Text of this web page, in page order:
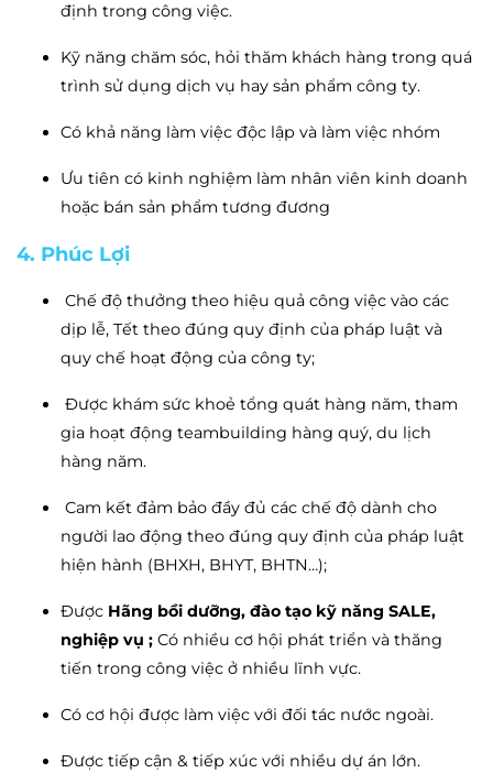
định trong công việc.
Kỹ năng chăm sóc, hỏi thăm khách hàng trong quá
trình sử dụng dịch vụ hay sản phẩm công ty.
Có khả năng làm việc độc lập và làm việc nhóm
Ưu tiên có kinh nghiệm làm nhân viên kinh doanh
hoặc bán sản phẩm tương đương
4. Phúc Lợi
Chế độ thưởng theo hiệu quả công việc vào các
dịp lễ, Tết theo đúng quy định của pháp luật và
quy chế hoạt động của công ty;
Được khám sức khoẻ tổng quát hàng năm, tham
gia hoạt động teambuilding hàng quý, du lịch
hàng năm.
Cam kết đảm bảo đầy đủ các chế độ dành cho
người lao động theo đúng quy định của pháp luật
hiện hành (BHXH, BHYT, BHTN…);
Được Hãng bồi dưỡng, đào tạo kỹ năng SALE,
nghiệp vụ ; Có nhiều cơ hội phát triển và thăng
tiến trong công việc ở nhiều lĩnh vực.
Có cơ hội được làm việc với đối tác nước ngoài.
Được tiếp cận & tiếp xúc với nhiều dự án lớn.